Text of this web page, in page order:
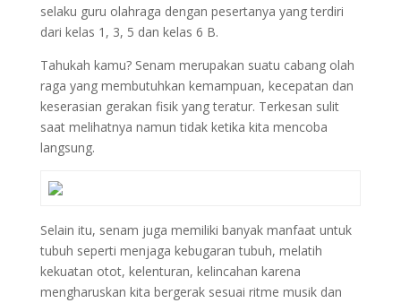
selaku guru olahraga dengan pesertanya yang terdiri
dari kelas 1, 3, 5 dan kelas 6 B.
Tahukah kamu? Senam merupakan suatu cabang olah
raga yang membutuhkan kemampuan, kecepatan dan
keserasian gerakan fisik yang teratur. Terkesan sulit
saat melihatnya namun tidak ketika kita mencoba
langsung.
Selain itu, senam juga memiliki banyak manfaat untuk
tubuh seperti menjaga kebugaran tubuh, melatih
kekuatan otot, kelenturan, kelincahan karena
mengharuskan kita bergerak sesuai ritme musik dan